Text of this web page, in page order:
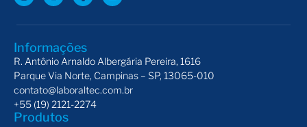
Informações
R. Antônio Arnaldo Albergária Pereira, 1616
Parque Via Norte, Campinas – SP, 13065-010
contato@laboraltec.com.br
+55 (19) 2121-2274
Produtos